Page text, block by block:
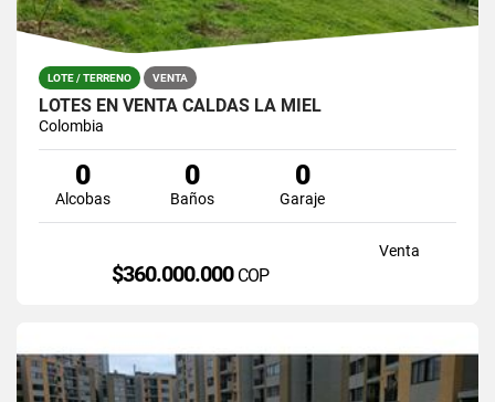
LOTE / TERRENO VENTA
LOTES EN VENTA CALDAS LA MIEL
Colombia
0
Alcobas
0
Baños
0
Garaje
Venta
$360.000.000 COP